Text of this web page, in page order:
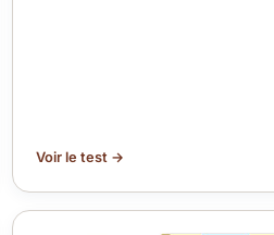
Voir le test →